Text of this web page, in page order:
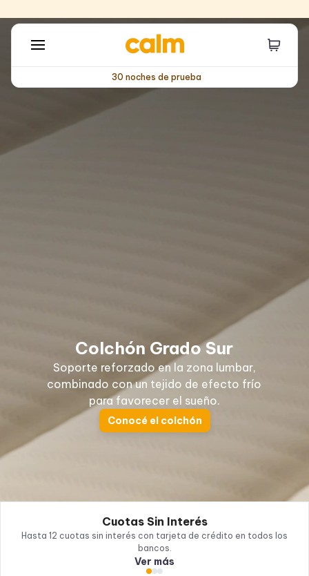
30 noches de prueba
Colchón Grado Sur
Soporte reforzado en la zona lumbar,
combinado con un tejido de efecto frío
para favorecer el sueño.
Conocé el colchón
Cuotas Sin Interés
Hasta 12 cuotas sin interés con tarjeta de crédito en todos los
bancos.
Ver más